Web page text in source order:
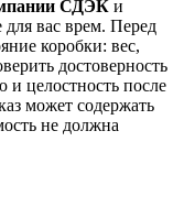
СДЭК и
для вас врем. Перед
коробки: вес,
достоверность
и целостность после
может содержать
не должна